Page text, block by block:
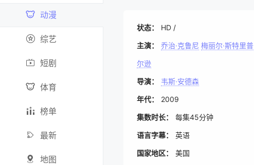
动漫
综艺
短剧
体育
榜单
最新
地图
状态： HD /
主演： 乔治·克鲁尼 梅丽尔·斯特里普
尔逊
导演： 韦斯·安德森
年代： 2009
集数时长： 每集45分钟
语言字幕： 英语
国家地区： 美国